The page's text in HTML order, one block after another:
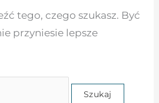
tego, czego szukasz. Być
przyniesie lepsze